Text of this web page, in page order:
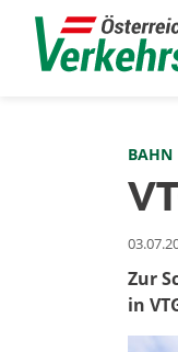
BAHN
Zur
in